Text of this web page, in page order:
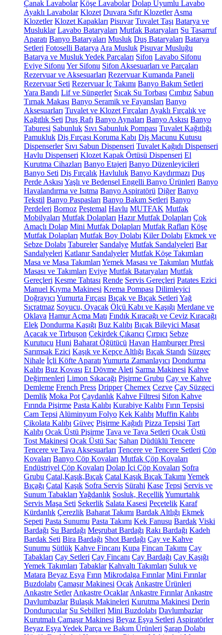
Çanak Lavabolar Köşe Lavabolar Dolap Uyumlu Lavabo
Ayaklı Lavabolar Klozet Duvara Sıfır Klozetler Asma
Klozetler Klozet Kapakları Pisuvar Tuvalet Taşı Batarya ve
Musluklar Lavabo Bataryaları Mutfak Bataryaları Su Tasarruf
Aparatı Banyo Bataryaları Musluk Duş Bataryaları Batarya
Setleri Fotoselli Batarya Ara Musluk Pisuvar Musluğu
Batarya ve Musluk Yedek Parçaları Sifon Lavabo Sifonu
Eviye Sifonu Yer Sifonu Sifon Aksesuarları ve Parçaları
Rezervuar ve Aksesuarları Rezervuar Kumanda Paneli
Rezervuar Seti Rezervuar İç Takımı Banyo Bakım Setleri
Yara Bandı Lif ve Süngerler Sıcak Su Torbası Cımbız Sabun
Tırnak Makası Banyo Seramik ve Fayansları Banyo
Aksesuarları Tuvalet ve Klozet Fırçaları Ayaklı Fırçalık ve
Kağıtlık Seti Duş Rafı Banyo Aynaları Banyo Askısı Banyo
Taburesi Sabunluk Sıvı Sabunluk Pompası Tuvalet Kağıtlığı
Pamukluk Diş Fırçası Koruma Kabı Diş Macunu Kutusu
Dispenserler Sıvı Sabun Dispenseri Tuvalet Kağıdı Dispenseri
Havlu Dispenseri Klozet Kapak Örtüsü Dispenseri El
Kurutma Cihazları Banyo Etajeri Banyo Düzenleyicileri
Banyo Seti Diş Fırçalık Havluluk Banyo Kaydırmazı Duş
Perde Askısı Yaşlı ve Bedensel Engelli Banyo Ürünleri Banyo
Havalandırma ve Isıtma Banyo Aspiratörü Diğer Banyo
Tekstil Banyo Paspasları Banyo Bakım Setleri Banyo
Perdeleri Bornoz Peştemal Havlu MUTFAK Mutfak
Mobilyaları Mutfak Dolapları Hazır Mutfak Dolapları Çok
Amaçlı Dolap Mini Mutfak Dolapları Mutfak Rafları Köşe
Mutfak Dolapları Mutfak Boy Dolabı Kiler Dolabı Ekmek ve
Sebze Dolabı Tabureler Sandalye Mutfak Sandalyeleri Bar
Sandalyeleri Katlanır Sandalyeler Mutfak Köşe Takımları
Masa ve Masa Takımları Yemek Masası ve Takımları Mutfak
Masası ve Takımları Eviye Mutfak Bataryaları Mutfak
Gereçleri Kesme Tahtası Rende Servis Gereçleri Patates Ezici
Manuel Kıyma Makinesi Krema Pompası Dilimleyici
Doğrayıcı Yumurta Fırçası Bıçak ve Bıçak Setleri Yağ
Sıçratmaz Soyucu, Oyacak Ölçü Kabı ve Kaşığı Merdane ve
Oklava Hamur Açma Matı Fındık Kıracağı ve Ceviz Kıracağı
Elek Dondurma Kaşığı Buz Kalıbı Bıçak Bileyici Masat
Açacak ve Tirbuşon Çekirdek Çıkarıcı Çırpıcı Sebze
Kurutucu Huni Baharat Öğütücü Havan Hamburger Presi
Sarımsak Ezici Kaşık ve Kepçe Altlığı Bıçak Standı Süzgeç
Nihale İçli Köfte Aparatı Yumurta Zamanlayıcı Dondurma
Kalıbı Buz Kovası Et Dövme Aleti Sarma Makinesi Kahve
Değirmenleri Limon Sıkacağı Pişirme Grubu Çay ve Kahve
Demleme French Press Dripper Chemex Cezve Çay Süzgeci
Demlik Moka Pot Çaydanlık Kahve Filtresi Sifon Kahve
Fırında Pişirme Pasta Kalıbı Kurabiye Kalıbı Fırın Tepsisi
Cam Tepsi Alüminyum Folyo Kek Kalıbı Muffin Kalıbı
Çikolata Kalıbı Güveç Pişirme Kağıdı Pizza Tepsisi Tart
Kalıbı Ocak Üstü Pişirme Tava ve Tava Setleri Ocak Üstü
Tost Makinesi Ocak Üstü Sac Sahan Düdüklü Tencere
Tencere ve Tava Aksesuarları Tencere ve Tencere Setleri Çöp
Kovaları Banyo Çöp Kovaları Mutfak Çöp Kovaları
Endüstriyel Çöp Kovaları Dolap İçi Çöp Kovaları Sofra
Grubu Çatal,Kaşık,Bıçak Çatal Kaşık Bıçak Takımı Yemek
Bıçağı Çatal Kaşık Sofra Servis Sürahi Kase Tepsi Servis ve
Sunum Tabakları Yağdanlık Sosluk, ReçellikYumurtalık
Servis Maşa Seti Şekerlik Salata Kasesi Peçetelik Karaf
Kürdanlık Çerezlik Baharat Takımı Bardak Altlığı Ekmek
Sepeti Pasta Sunumu Pasta Takımı Kek Fanusu Bardak Viski
Bardağı Su Bardağı Meşrubat Bardağı Rakı Bardağı Kadeh
Bardak Seti Bira Bardağı Shot Bardağı Çay ve Kahve
Sunumu Sütlük Kahve Fincanı Kupa Fincan Takımı Çay
Tabakları Çay Setleri Çay Fincanı Çay Bardağı Çay Kaşığı
Yemek Takımları Tabaklar Kahvaltı Takımları Suluk ve
Matara Beyaz Eşya Fırın Mikrodalga Fırınlar Mini Fırınlar
Buzdolabı Çamaşır Makinesi Ocak Ankastre Ürünleri
Ankastre Setler Ankastre Ocaklar Ankastre Fırınlar Ankastre
Davlumbazlar Bulaşık Makineleri Kurutma Makinesi Derin
Dondurucular Su Sebilleri Mini Buzdolabı Davlumbazlar
Kurutmalı Çamaşır Makinesi Beyaz Eşya Setleri Aspiratörler
Beyaz Eşya Yedek Parça ve Bakım Ürünleri Şarap Dolabı